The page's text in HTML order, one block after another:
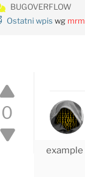
BUGOVERFLOW
Ostatni wpis wg
0